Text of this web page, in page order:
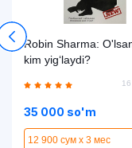
Robin Sharma:
kim yig‘laydi?
35 000 so'm
12 900 сум x 3 мес